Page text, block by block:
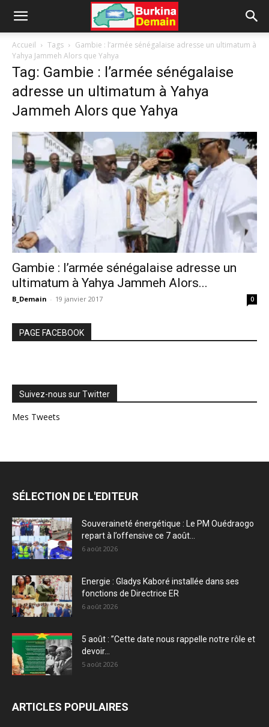
Accueil Tags
Gambie : l’armée sénégalaise adresse un ultimatum à
Yahya Jammeh Alors que Yahya
Tag: Gambie : l’armée sénégalaise
adresse un ultimatum à Yahya
Jammeh Alors que Yahya
Gambie : l’armée sénégalaise adresse un
ultimatum à Yahya Jammeh Alors...
B_Demain - 19 janvier 2017 0
PAGE FACEBOOK
Suivez-nous sur Twitter
Mes Tweets
SÉLECTION DE L'EDITEUR
Souveraineté énergétique : Le PM Ouédraogo
repart à l’offensive ce 7 août...
6 août 2026
Energie : Gladys Kaboré installée dans ses
fonctions de Directrice ER
6 août 2026
5 août : ”Cette date nous rappelle notre rôle et
devoir...
5 août 2026
ARTICLES POPULAIRES